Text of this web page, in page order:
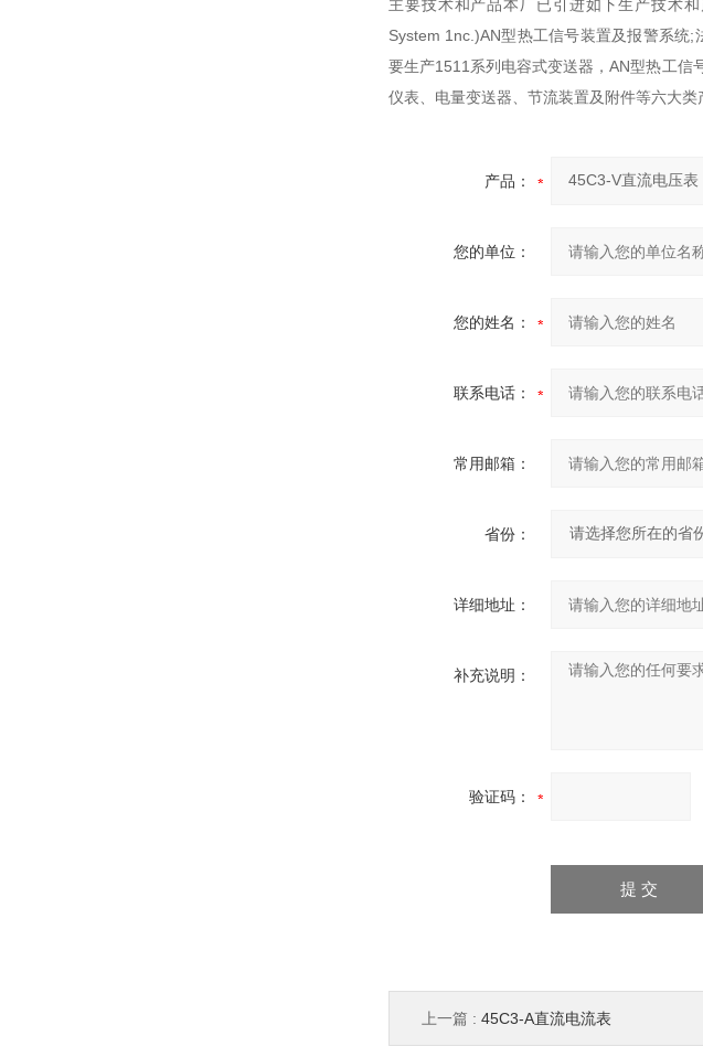
主要技术和产品本厂已引进如下生产技术
System 1nc.)AN型热工信号装置及报警系统
要生产1511系列电容式变送器，AN型热工信
仪表、电量变送器、节流装置及附件等六大类
产品：
您的单位：
您的姓名：
联系电话：
常用邮箱：
省份：
详细地址：
补充说明：
验证码：
上一篇 : 45C3-A直流电流表